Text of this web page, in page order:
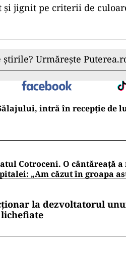
și jignit pe criterii de
Urmărește
intră în recepție de
Cotroceni. O cântăreață a
„Am căzut în groapa
la dezvoltatorul